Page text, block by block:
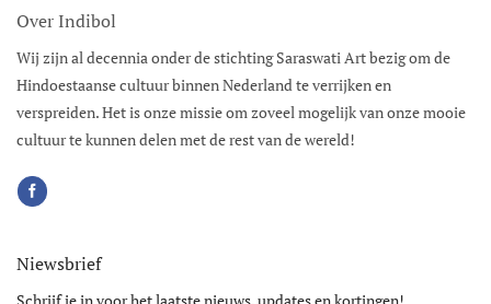
Over Indibol
Wij zijn al decennia onder de stichting Saraswati Art bezig om de
Hindoestaanse cultuur binnen Nederland te verrijken en
verspreiden. Het is onze missie om zoveel mogelijk van onze mooie
cultuur te kunnen delen met de rest van de wereld!
Niewsbrief